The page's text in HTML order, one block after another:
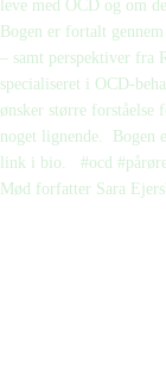
Mød forfatter Sara